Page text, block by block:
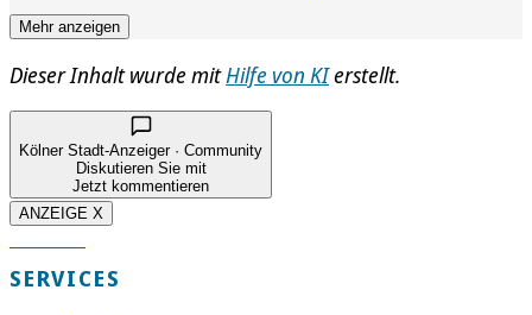
Mehr anzeigen
Dieser Inhalt wurde mitHilfe von KIerstellt.
Kölner Stadt-Anzeiger · Community
Diskutieren Sie mit
Jetzt kommentieren
ANZEIGE X
SERVICES